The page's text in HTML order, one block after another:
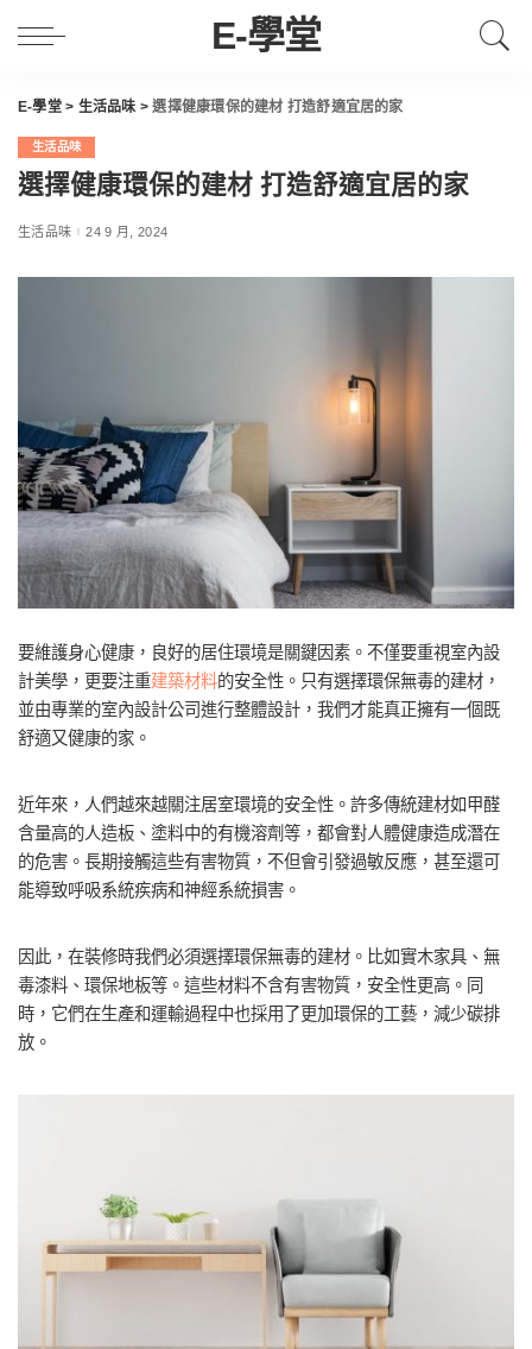
E-學堂
E-學堂> 生活品味 >選擇健康環保的建材 打造舒適宜居的家
生活品味
選擇健康環保的建材 打造舒適宜居的家
生活品味 24 9 月, 2024
要維護身心健康，良好的居住環境是關鍵因素。不僅要重視室內設
計美學，更要注重建築材料的安全性。只有選擇環保無毒的建材，
並由專業的室內設計公司進行整體設計，我們才能真正擁有一個既
舒適又健康的家。
近年來，人們越來越關注居室環境的安全性。許多傳統建材如甲醛
含量高的人造板、塗料中的有機溶劑等，都會對人體健康造成潛在
的危害。長期接觸這些有害物質，不但會引發過敏反應，甚至還可
能導致呼吸系統疾病和神經系統損害。
因此，在裝修時我們必須選擇環保無毒的建材。比如實木家具、無
毒漆料、環保地板等。這些材料不含有害物質，安全性更高。同
時，它們在生產和運輸過程中也採用了更加環保的工藝，減少碳排
放。